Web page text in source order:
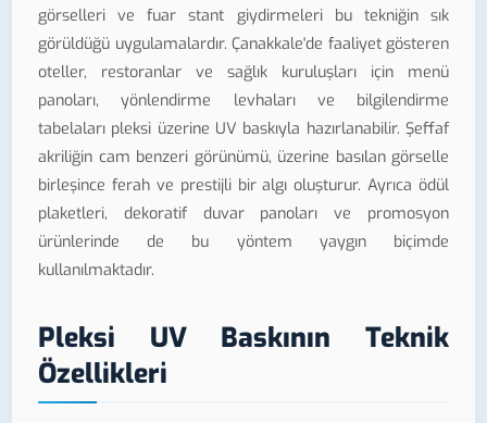
görselleri ve fuar stant giydirmeleri bu tekniğin sık
görüldüğü uygulamalardır. Çanakkale'de faaliyet gösteren
oteller, restoranlar ve sağlık kuruluşları için menü
panoları, yönlendirme levhaları ve bilgilendirme
tabelaları pleksi üzerine UV baskıyla hazırlanabilir. Şeffaf
akriliğin cam benzeri görünümü, üzerine basılan görselle
birleşince ferah ve prestijli bir algı oluşturur. Ayrıca ödül
plaketleri, dekoratif duvar panoları ve promosyon
ürünlerinde de bu yöntem yaygın biçimde
kullanılmaktadır.
Pleksi UV Baskının Teknik
Özellikleri